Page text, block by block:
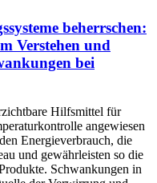
beherrschen:
Verstehen und
bei
Hilfsmittel für
angewiesen
Energieverbrauch, die
und gewährleisten so die
Schwankungen in